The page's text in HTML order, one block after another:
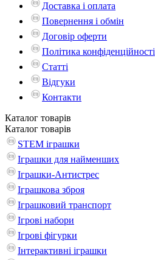
Доставка і оплата
Повернення і обмін
Договір оферти
Політика конфіденційності
Статті
Відгуки
Контакти
Каталог товарів
Каталог товарів
STEM іграшки
Іграшки для найменших
Іграшки-Антистрес
Іграшкова зброя
Іграшковий транспорт
Ігрові набори
Ігрові фігурки
Інтерактивні іграшки